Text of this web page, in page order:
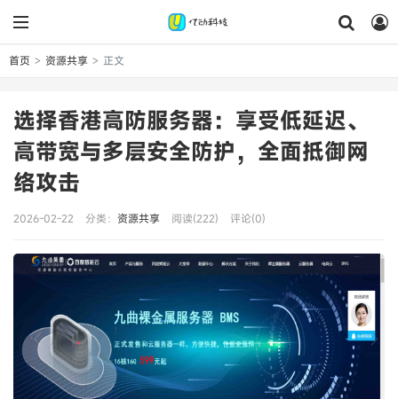
首页 > 资源共享 > 正文
选择香港高防服务器：享受低延迟、
高带宽与多层安全防护，全面抵御网
络攻击
2026-02-22 分类： 资源共享 阅读(222) 评论(0)